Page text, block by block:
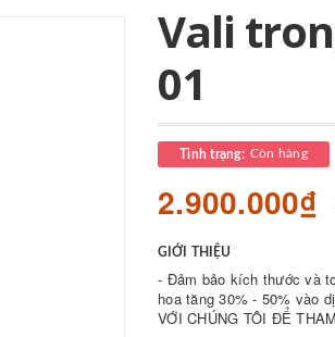
Vali
01
Tình trạng: Còn hàng
2.900.000₫
GIỚI THIỆU
- Đảm bảo kích thước và
hoa tăng 30% - 50% vào
VỚI CHÚNG TÔI ĐỂ